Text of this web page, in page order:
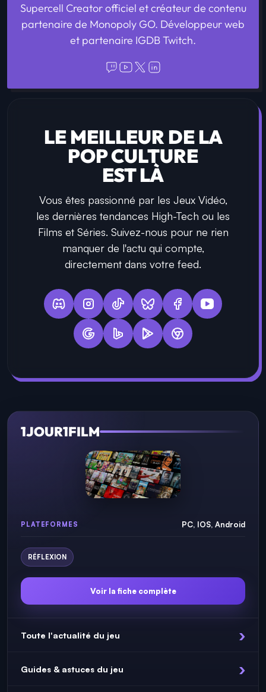
Supercell Creator officiel et créateur de contenu
partenaire de Monopoly GO. Développeur web
et partenaire IGDB Twitch.
LE MEILLEUR DE LA
POP CULTURE
EST LÀ
Vous êtes passionné par les Jeux Vidéo,
les dernières tendances High-Tech ou les
Films et Séries. Suivez-nous pour ne rien
manquer de l'actu qui compte,
directement dans votre feed.
1JOUR1FILM
PLATEFORMES PC, IOS, Android
RÉFLEXION
Voir la fiche complète
Toute l'actualité du jeu
Guides & astuces du jeu